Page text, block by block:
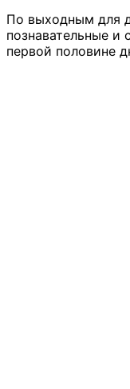
По выходным для
познавательные и
первой половине